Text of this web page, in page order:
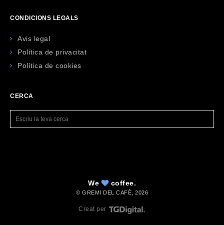
CONDICIONS LEGALS
Avis legal
Política de privacitat
Política de cookies
CERCA
We coffee.
© GREMI DEL CAFÈ, 2026
Creat per